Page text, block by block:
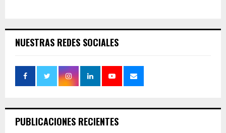
NUESTRAS REDES SOCIALES
PUBLICACIONES RECIENTES